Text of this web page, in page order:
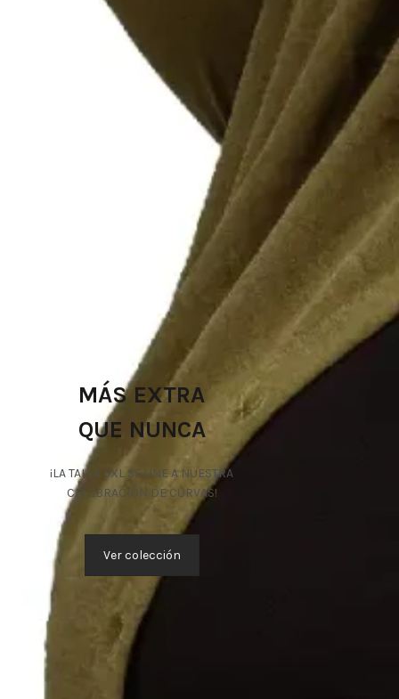
MÁS EXTRA
QUE NUNCA
¡LA TALLA 5XL SE UNE A NUESTRA
CELEBRACIÓN DE CURVAS!
Ver colección